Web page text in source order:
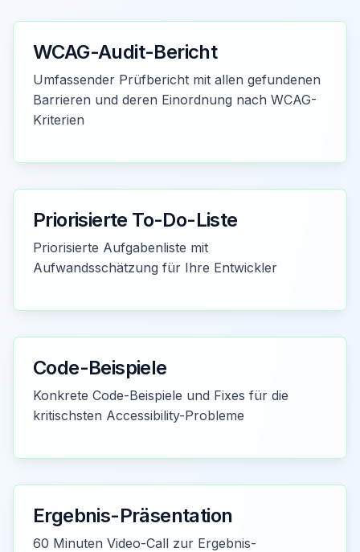
WCAG-Audit-Bericht
Umfassender Prüfbericht mit allen gefundenen
Barrieren und deren Einordnung nach WCAG-
Kriterien
Priorisierte To-Do-Liste
Priorisierte Aufgabenliste mit
Aufwandsschätzung für Ihre Entwickler
Code-Beispiele
Konkrete Code-Beispiele und Fixes für die
kritischsten Accessibility-Probleme
Ergebnis-Präsentation
60 Minuten Video-Call zur Ergebnis-